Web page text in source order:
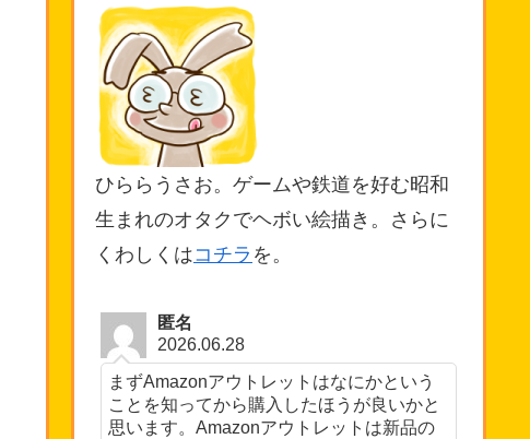
ひららうさお。ゲームや鉄道を好む昭和
生まれのオタクでヘボい絵描き。さらに
くわしくはコチラ を。
匿名
2026.06.28
まずAmazonアウトレットはなにかという
ことを知ってから購入したほうが良いかと
思います。Amazonアウトレットは新品の